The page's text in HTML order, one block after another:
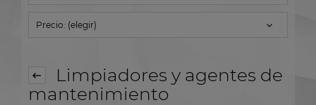
Precio: (elegir)
Limpiadores y agentes de
mantenimiento